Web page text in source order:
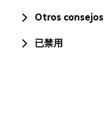
Otros consejos
已禁用